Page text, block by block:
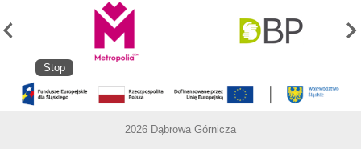
Stop
2026 Dąbrowa Górnicza